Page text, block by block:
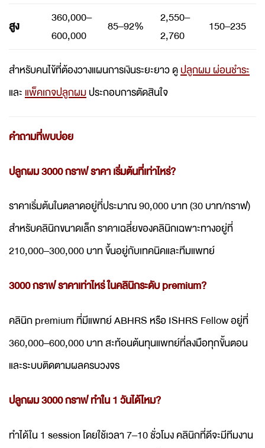
สูง
360,000–
600,000
85–92%
2,550–
2,760
150–235
สำหรับคนไข้ที่ต้องวางแผนการเงินระยะยาว ดูปลูกผม ผ่อนชำระ
และแพ็คเกจปลูกผมประกอบการตัดสินใจ
คำถามที่พบบ่อย
ปลูกผม 3000 กราฟ ราคา เริ่มต้นที่เท่าไหร่?
ราคาเริ่มต้นในตลาดอยู่ที่ประมาณ 90,000 บาท (30 บาท/กราฟ)
สำหรับคลินิกขนาดเล็ก ราคาเฉลี่ยของคลินิกเฉพาะทางอยู่ที่
210,000–300,000 บาท ขึ้นอยู่กับเทคนิคและทีมแพทย์
3000 กราฟ ราคาเท่าไหร่ ในคลินิกระดับ premium?
คลินิก premium ที่มีแพทย์ ABHRS หรือ ISHRS Fellow อยู่ที่
360,000–600,000 บาท สะท้อนต้นทุนแพทย์ที่ลงมือทุกขั้นตอน
และระบบติดตามผลครบวงจร
ปลูกผม 3000 กราฟ ทำใน 1 วันได้ไหม?
ทำได้ใน 1 session โดยใช้เวลา 7–10 ชั่วโมง คลินิกที่ดีจะมีทีมงาน